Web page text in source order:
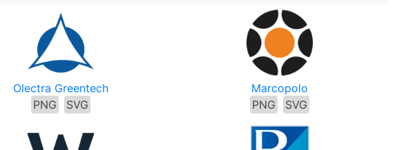
Olectra Greentech
PNG
SVG
Marcopolo
PNG
SVG